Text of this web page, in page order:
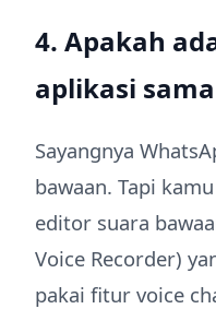
4. Apakah
aplikasi
Sayangnya
bawaan. Tapi
editor suara
Voice Recorder)
pakai fitur voice